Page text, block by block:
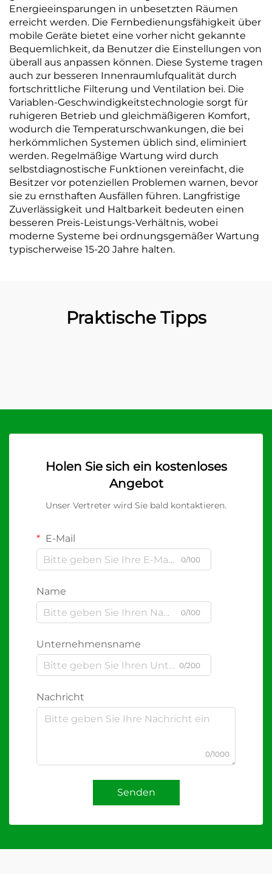
Energieeinsparungen in unbesetzten Räumen
erreicht werden. Die Fernbedienungsfähigkeit über
mobile Geräte bietet eine vorher nicht gekannte
Bequemlichkeit, da Benutzer die Einstellungen von
überall aus anpassen können. Diese Systeme tragen
auch zur besseren Innenraumlufqualität durch
fortschrittliche Filterung und Ventilation bei. Die
Variablen-Geschwindigkeitstechnologie sorgt für
ruhigeren Betrieb und gleichmäßigeren Komfort,
wodurch die Temperaturschwankungen, die bei
herkömmlichen Systemen üblich sind, eliminiert
werden. Regelmäßige Wartung wird durch
selbstdiagnostische Funktionen vereinfacht, die
Besitzer vor potenziellen Problemen warnen, bevor
sie zu ernsthaften Ausfällen führen. Langfristige
Zuverlässigkeit und Haltbarkeit bedeuten einen
besseren Preis-Leistungs-Verhältnis, wobei
moderne Systeme bei ordnungsgemäßer Wartung
typischerweise 15-20 Jahre halten.
Praktische Tipps
Holen Sie sich ein kostenloses
Angebot
Unser Vertreter wird Sie bald kontaktieren.
E-Mail
0/100
Name
0/100
Unternehmensname
0/200
Nachricht
0/1000
Senden